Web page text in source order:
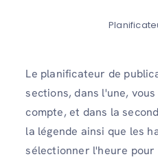
Le planificateur de
sections, dans l'une,
compte, et dans la
la légende ainsi que les
sélectionner l'heure pour